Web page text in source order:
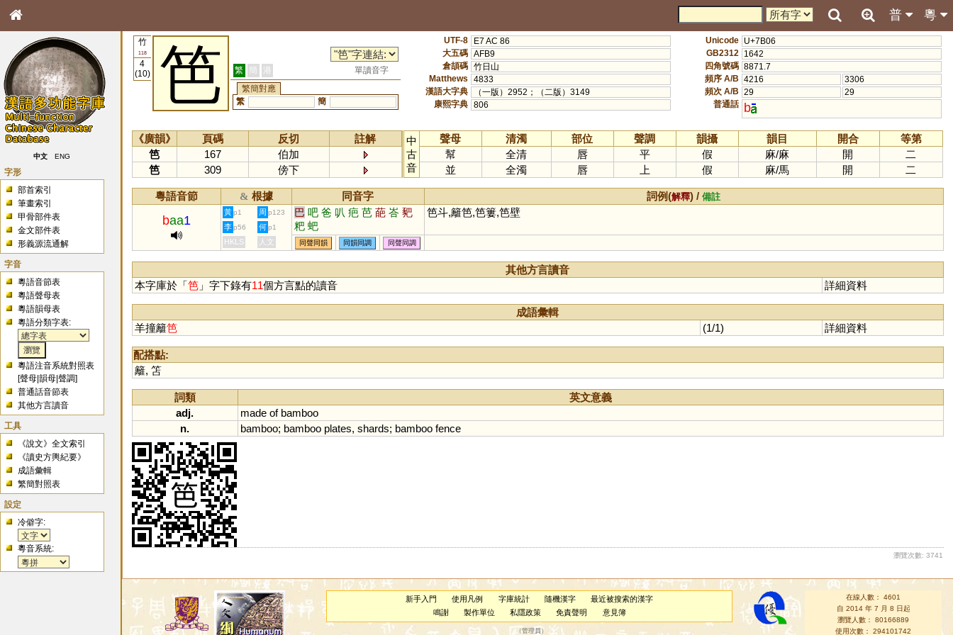
粵
普
中文 ENG
字形
部首索引
筆畫索引
甲骨部件表
金文部件表
形義源流通解
字音
粵語音節表
粵語聲母表
粵語韻母表
粵語分類字表:
粵語注音系統對照表
[聲母 |韻母 |聲調]
普通話音節表
其他方言讀音
工具
《說文》全文索引
《讀史方輿紀要》
成語彙輯
繁簡對照表
設定
冷僻字:
粵音系統:
竹
118
4
(10)
笆 繁 簡 港
單讀音字
繁簡對應
繁
簡
UTF-8
E7 AC 86
大五碼 AFB9
倉頡碼 竹日山
Matthews
4833
漢語大字典
（一版）2952；（二版）3149
康熙字典 806
Unicode U+7B06
GB2312
1642
四角號碼 8871.7
頻序 A/B 4216
3306
頻次 A/B 29
29
普通話 b
《廣韻》 頁碼 反切
註解
笆
167
伯加
笆
309 傍下
中
古
音
聲母 清濁 部位 聲調 韻攝 韻目 開合
等第
幫
全清 唇 平 假 麻/麻 開
二
並
全濁 唇 上 假 麻/馬 開 二
粵語音節 & 根據 同音字 詞例(解釋) /備註
baa1
黃 p1 周 p123 巴 吧 爸 叭 疤 芭 葩 峇 豝
粑 蚆
笆斗,籬笆,笆簍,笆壁
李 p56 何 p1
HKLS 人文 同聲同韻 同韻同調 同聲同調
其他方言讀音
本字庫於「笆」字下錄有11個方言點的讀音 詳細資料
成語彙輯
羊撞籬笆 (1/1) 詳細資料
配搭點:
籬, 笘
詞類
英文意義
adj.
made of bamboo
n.
bamboo; bamboo plates, shards; bamboo fence
瀏覽次數: 3741
新手入門 使用凡例 字庫統計 隨機漢字
最近被搜索的漢字
鳴謝
製作單位 私隱政策 免責聲明 意見簿
（管理員）
在線人數： 4601
自 2014 年 7 月 8 日起
瀏覽人數： 80166889
使用次數： 294101742